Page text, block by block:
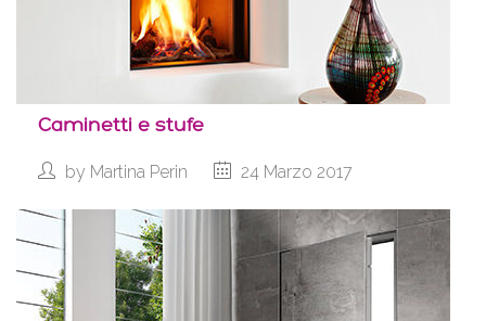
Caminetti e stufe
by Martina Perin 24 Marzo 2017